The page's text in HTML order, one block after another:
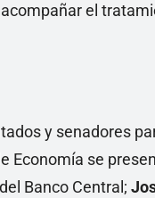
el
y senadores
Economía se
Banco Central;